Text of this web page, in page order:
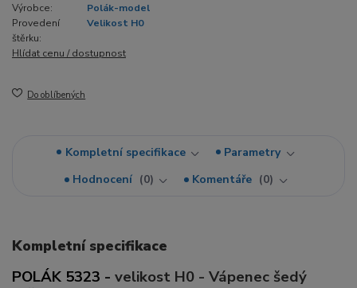
Výrobce:
Polák-model
Provedení
štěrku:
Velikost H0
Hlídat cenu / dostupnost
Do oblíbených
Kompletní specifikace
Parametry
Hodnocení
0 Komentáře 0
Kompletní specifikace
POLÁK 5323 - velikost H0 - Vápenec šedý